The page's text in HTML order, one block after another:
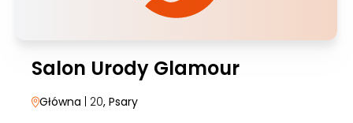
Salon Urody Glamour
Główna | 20, Psary